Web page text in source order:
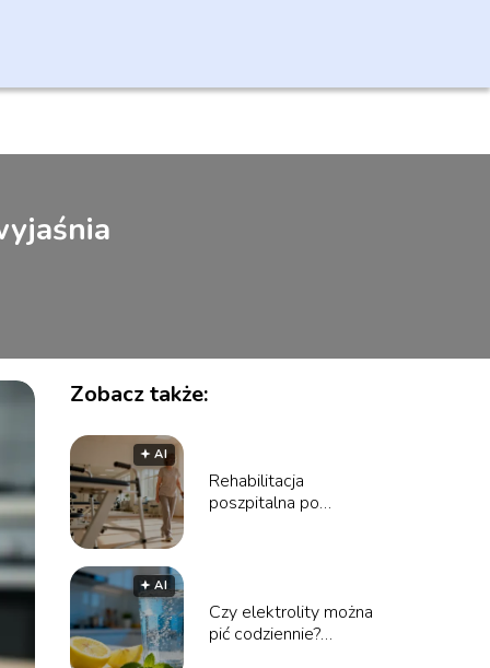
Zobacz także:
🟅 AI
Rehabilitacja
poszpitalna po
🟅 AI
Czy elektrolity można
pić codziennie?